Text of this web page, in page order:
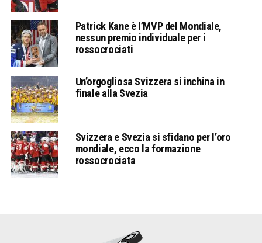
Patrick Kane è l’MVP del Mondiale,
nessun premio individuale per i
rossocrociati
Un’orgogliosa Svizzera si inchina in
finale alla Svezia
Svizzera e Svezia si sfidano per l’oro
mondiale, ecco la formazione
rossocrociata